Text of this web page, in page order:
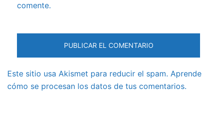
comente.
Este sitio usa Akismet para reducir el spam. Aprende
cómo se procesan los datos de tus comentarios.